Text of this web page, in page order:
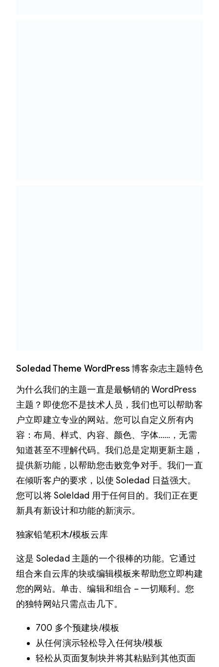
Soledad Theme WordPress 博客杂志主题特色
为什么我们的主题一直是最畅销的 WordPress
主题？即使您不是技术人员，我们也可以帮助客
户立即建立专业的网站。您可以自定义所有内
容：布局、样式、内容、颜色、字体……，无需
知道甚至不理解代码。我们总是定期更新主题，
提供新功能，以帮助您击败竞争对手。我们一直
在倾听客户的要求，以使 Soledad 日益强大。
您可以将 Soleldad 用于任何目的。我们正在更
新具有新设计和功能的新演示。
独家铅笔积木/模板云库
这是 Soledad 主题的一个很棒的功能。它通过
组合来自云库的块或编辑模板来帮助您立即构建
您的网站。单击、编辑和组合 – 一切顺利。您
的独特网站只需点击几下。
700 多个预建块/模板
从任何演示轻松导入任何块/模板
轻松从页面复制块并将其粘贴到其他页面